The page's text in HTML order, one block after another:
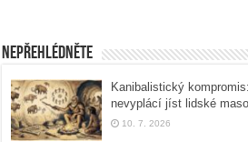
Nepřehlédněte
Kanibalistický
nevyplácí jíst lidské maso
10. 7. 2026